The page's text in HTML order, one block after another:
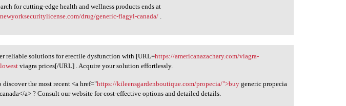
for cutting-edge health and wellness products ends at
drug/generic-flagyl-canada/
reliable solutions
reliable solutions for erectile dysfunction with [URL=https://americanazachary.com/viagra-
viagra prices[/URL] . Acquire your solution effortlessly.
discover the most recent <a href="https://kileensgardenboutique.com/propecia/">buy generic propecia
a> ? Consult our website for cost-effective options and detailed details.